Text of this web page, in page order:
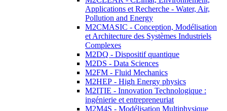
Applications et Recherche - Water, Air,
Pollution and Energy
M2CMASIC - Conception, Modélisation
et Architecture des Systèmes Industriels
Complexes
M2DQ - Dispositif quantique
M2DS - Data Sciences
M2FM - Fluid Mechanics
M2HEP - High Energy physics
M2ITIE - Innovation Technologique :
ingénierie et entrepreneuriat
M2M4S - Modélisation Multiphysique